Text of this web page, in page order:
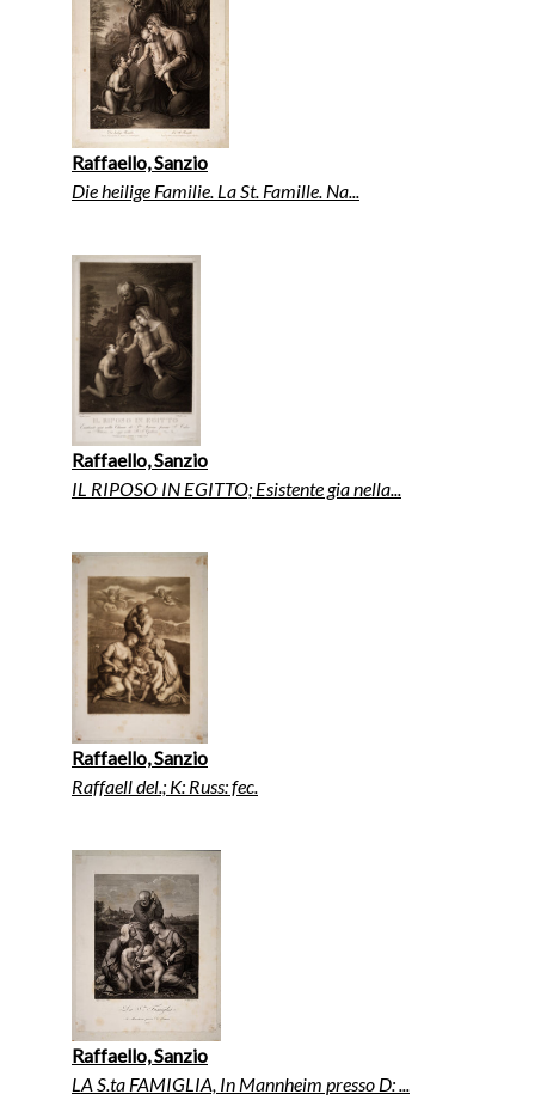
Raffaello, Sanzio
Die heilige Familie. La St. Famille. Na...
Raffaello, Sanzio
IL RIPOSO IN EGITTO; Esistente gia nella...
Raffaello, Sanzio
Raffaell del.; K: Russ: fec.
Raffaello, Sanzio
LA S.ta FAMIGLIA, In Mannheim presso D: ...